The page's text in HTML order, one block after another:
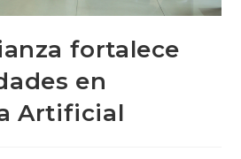
fortalece
en
Artificial